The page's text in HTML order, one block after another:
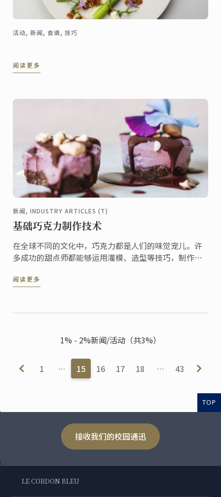
活动, 新闻, 食谱, 技巧
阅读更多
新闻, INDUSTRY ARTICLES (T)
基础巧克力制作技术
在全球不同的文化中，巧克力都是人们的味觉宠儿。许
多成功的甜点师都能够运用灌模、造型等技巧，制作创
阅读更多
1% - 2%新闻/活动（共3%）
1 … 15 16 17 18 … 43
TOP
接收我们的校园通迅
LE CORDON BLEU